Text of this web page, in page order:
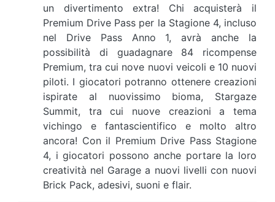
un divertimento extra! Chi acquisterà il
Premium Drive Pass per la Stagione 4, incluso
nel Drive Pass Anno 1, avrà anche la
possibilità di guadagnare 84 ricompense
Premium, tra cui nove nuovi veicoli e 10 nuovi
piloti. I giocatori potranno ottenere creazioni
ispirate al nuovissimo bioma, Stargaze
Summit, tra cui nuove creazioni a tema
vichingo e fantascientifico e molto altro
ancora! Con il Premium Drive Pass Stagione
4, i giocatori possono anche portare la loro
creatività nel Garage a nuovi livelli con nuovi
Brick Pack, adesivi, suoni e flair.